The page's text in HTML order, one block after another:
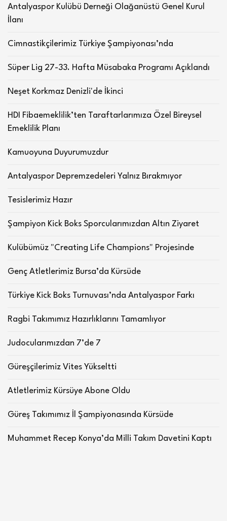
Antalyaspor Kulübü Derneği Olağanüstü Genel Kurul
İlanı
Cimnastikçilerimiz Türkiye Şampiyonası’nda
Süper Lig 27-33. Hafta Müsabaka Programı Açıklandı
Neşet Korkmaz Denizli'de İkinci
HDI Fibaemeklilik’ten Taraftarlarımıza Özel Bireysel
Emeklilik Planı
Kamuoyuna Duyurumuzdur
Antalyaspor Depremzedeleri Yalnız Bırakmıyor
Tesislerimiz Hazır
Şampiyon Kick Boks Sporcularımızdan Altın Ziyaret
Kulübümüz "Creating Life Champions" Projesinde
Genç Atletlerimiz Bursa’da Kürsüde
Türkiye Kick Boks Turnuvası’nda Antalyaspor Farkı
Ragbi Takımımız Hazırlıklarını Tamamlıyor
Judocularımızdan 7’de 7
Güreşçilerimiz Vites Yükseltti
Atletlerimiz Kürsüye Abone Oldu
Güreş Takımımız İl Şampiyonasında Kürsüde
Muhammet Recep Konya’da Milli Takım Davetini Kaptı